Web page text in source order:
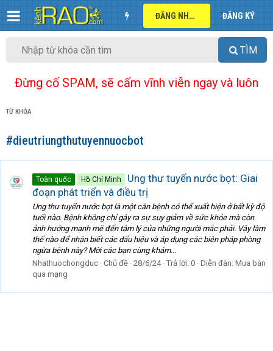
ĐĂNG NHẬP ĐĂNG KÝ
TÌM
Đừng cố SPAM, sẽ cấm vĩnh viễn ngay và luôn
TỪ KHÓA
#dieutriungthutuyennuocbot
Toàn quốc Hồ Chí Minh
Ung thư tuyến nước bọt: Giai
đoạn phát triển và điều trị
Ung thư tuyến nước bọt là một căn bệnh có thể xuất hiện ở bất kỳ độ
tuổi nào. Bệnh không chỉ gây ra sự suy giảm về sức khỏe mà còn
ảnh hưởng mạnh mẽ đến tâm lý của những người mắc phải. Vậy làm
thế nào để nhận biết các dấu hiệu và áp dụng các biện pháp phòng
ngừa bệnh này? Mời các bạn cùng khám...
Nhathuochongduc Chủ đề 28/6/24 Trả lời: 0 Diễn đàn: Mua bán
qua mạng